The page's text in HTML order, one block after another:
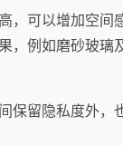
，可以增加空间
，例如磨砂玻璃
保留隐私度外，